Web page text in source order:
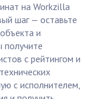
на Workzilla
шаг — оставьте
и
получите
с рейтингом и
с исполнителем,